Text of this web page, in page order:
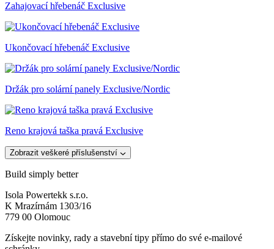
Zahajovací hřebenáč Exclusive
Ukončovací hřebenáč Exclusive
Držák pro solární panely Exclusive/Nordic
Reno krajová taška pravá Exclusive
Zobrazit veškeré příslušenství
Build simply better
Isola Powertekk s.r.o.
K Mrazírnám 1303/16
779 00 Olomouc
Získejte novinky, rady a stavební tipy přímo do své e-mailové